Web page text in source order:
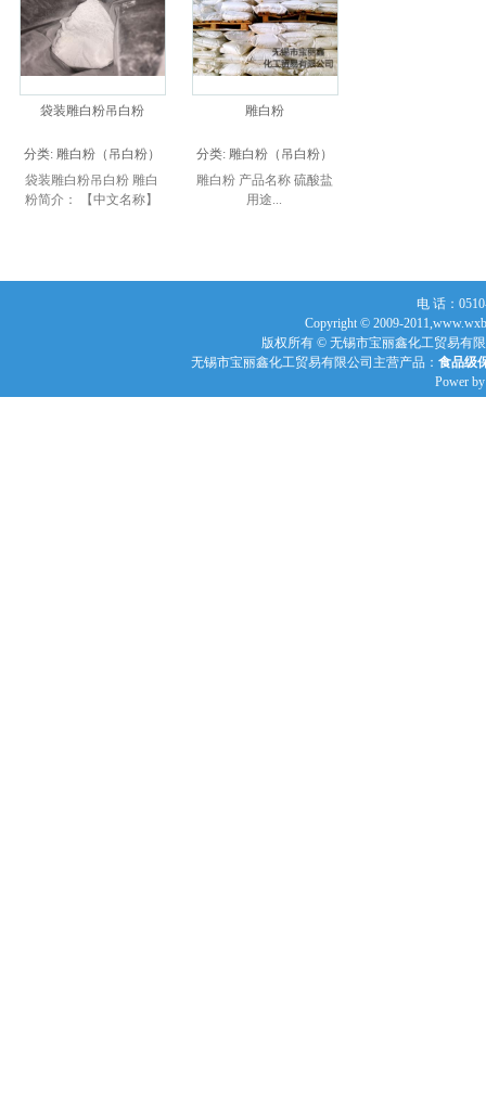
袋装雕白粉吊白粉
分类: 雕白粉（吊白粉）
袋装雕白粉吊白粉 雕白
粉简介： 【中文名称】
formaldehyde s...
雕白粉
分类: 雕白粉（吊白粉）
雕白粉 产品名称 硫酸盐
用途...
电 话：
Copyright © 2009-
版权所有 © 无锡市宝丽鑫化工贸易有
无锡市宝丽鑫化工贸易有限公司主营产品： 食品级
Power